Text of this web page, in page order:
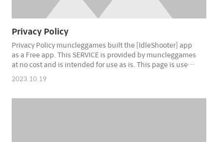
Privacy Policy
Privacy Policy muncleggames built the [IdleShooter] app
as a Free app. This SERVICE is provided by muncleggames
at no cost and is intended for use as is. This page is used
to inform visitors regarding my policies with the
collection, use, and disclosure of Personal Information if
2023.10.19